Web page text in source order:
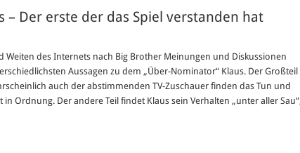
– Der erste der das Spiel verstanden hat
Weiten des Internets nach Big Brother Meinungen und Diskussionen
Aussagen zu dem „Über-Nominator“ Klaus. Der Großteil
auch der abstimmenden TV-Zuschauer finden das Tun und
Ordnung. Der andere Teil findet Klaus sein Verhalten „unter aller